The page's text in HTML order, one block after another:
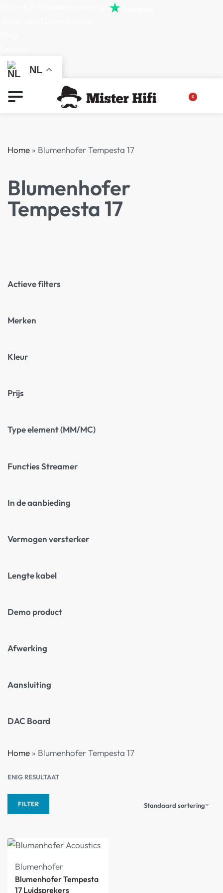
NL
0
Home » Blumenhofer Tempesta 17
Blumenhofer
Tempesta 17
Actieve filters
Merken
Kleur
Prijs
Type element (MM/MC)
Functies Streamer
In de aanbieding
Vermogen versterker
Lengte kabel
Demo product
Afwerking
Aansluiting
DAC Board
Home » Blumenhofer Tempesta 17
ENIG RESULTAAT
Standaard sortering
FILTER
Blumenhofer
Blumenhofer Tempesta
17 Luidsprekers